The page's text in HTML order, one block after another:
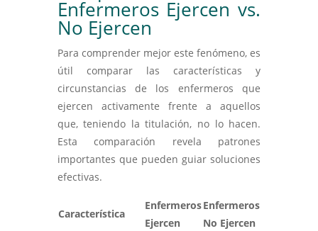
Enfermeros Ejercen vs.
No Ejercen
Para comprender mejor este fenómeno, es
útil comparar las características y
circunstancias de los enfermeros que
ejercen activamente frente a aquellos
que, teniendo la titulación, no lo hacen.
Esta comparación revela patrones
importantes que pueden guiar soluciones
efectivas.
Característica
Enfermeros
Ejercen
Enfermeros
No Ejercen